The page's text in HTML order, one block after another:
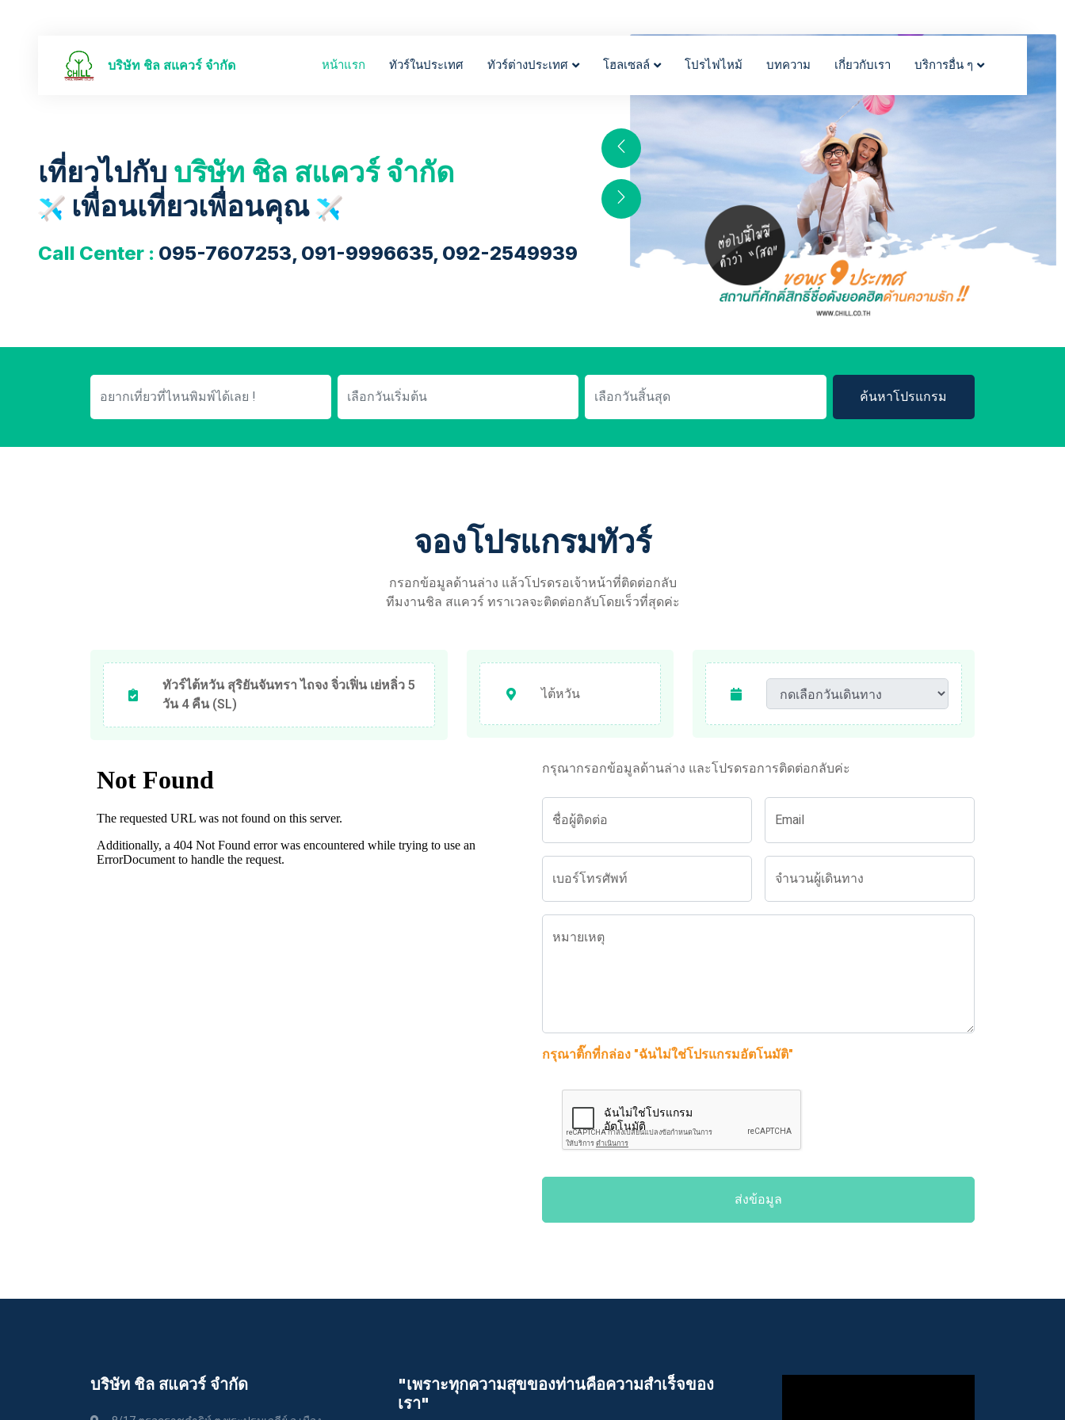
บริษัท ชิล สแควร์ จำกัด หน้าแรก ทัวร์ในประเทศ ทัวร์ต่างประเทศ โฮลเซลล์ โปรไฟไหม้ บทความ เกี่ยวกับเรา บริการอื่น ๆ
เที่ยวไปกับ บริษัท ชิล สแควร์ จำกัด
เพื่อนเที่ยวเพื่อนคุณ
Call Center : 095-7607253, 091-9996635, 092-2549939
ค้นหาโปรแกรม
จองโปรแกรมทัวร์
กรอกข้อมูลด้านล่าง แล้วโปรดรอเจ้าหน้าที่ติดต่อกลับ
ทีมงานชิล สแควร์ ทราเวลจะติดต่อกลับโดยเร็วที่สุดค่ะ
ทัวร์ไต้หวัน สุริยันจันทรา ไถจง จิ่วเฟิ่น เย่หลิ่ว 5
วัน 4 คืน (SL)
ไต้หวัน
กรุณากรอกข้อมูลด้านล่าง และโปรดรอการติดต่อกลับค่ะ
ชื่อผู้ติดต่อ Email
เบอร์โทรศัพท์ จำนวนผู้เดินทาง
หมายเหตุ
กรุณาติ๊กที่กล่อง "ฉันไม่ใช่โปรแกรมอัตโนมัติ"
ส่งข้อมูล
บริษัท ชิล สแควร์ จำกัด
"เพราะทุกความสุขของท่านคือความสําเร็จของ
เรา"